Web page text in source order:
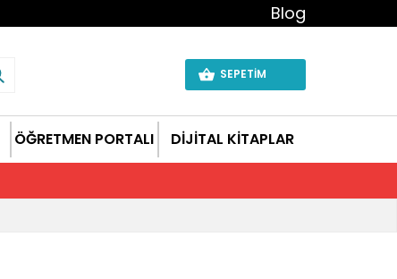
Blog
SEPETİM
ÖĞRETMEN PORTALI DİJİTAL KİTAPLAR